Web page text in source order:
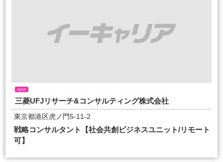
NEW
三菱UFJリサーチ&コンサルティング株式会社
東京都港区虎ノ門5-11-2
戦略コンサルタント【社会共創ビジネスユニット/リモート
可】